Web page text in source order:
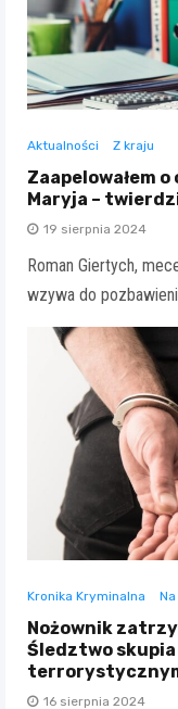
Aktualności Z kraju
Zaapelowałem
Maryja –
19 sierpnia 2024
Roman Giertych,
wzywa do
Kronika Kryminalna
Nożownik
Śledztwo skupia
16 sierpnia 2024